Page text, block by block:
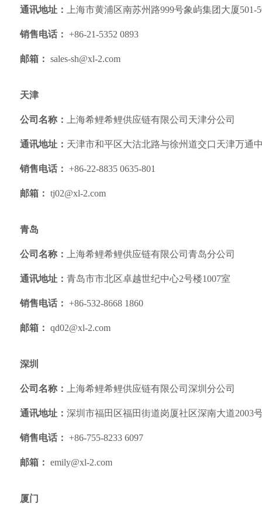
通讯地址： 上海市黄浦区南苏州路999号象屿集团大厦501-
销售电话： +86-21-5352 0893
邮箱： sales-sh@xl-2.com
天津
公司名称： 上海希鲤希鲤供应链有限公司天津分公司
通讯地址： 天津市和平区大沽北路与徐州道交口天津万通
销售电话： +86-22-8835 0635-801
邮箱： tj02@xl-2.com
青岛
公司名称： 上海希鲤希鲤供应链有限公司青岛分公司
通讯地址： 青岛市市北区卓越世纪中心2号楼1007室
销售电话： +86-532-8668 1860
邮箱： qd02@xl-2.com
深圳
公司名称： 上海希鲤希鲤供应链有限公司深圳分公司
通讯地址： 深圳市福田区福田街道岗厦社区深南大道2003
销售电话： +86-755-8233 6097
邮箱： emily@xl-2.com
厦门